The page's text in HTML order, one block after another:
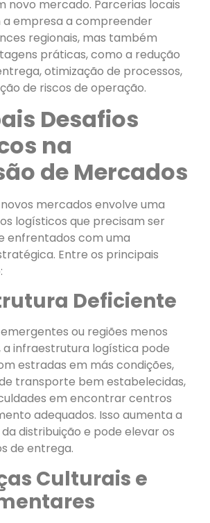
novo mercado. Parcerias locais
a empresa a compreender
regionais, mas também
práticas, como a redução
otimização de processos,
de riscos de operação.
Desafios
na
de Mercados
mercados envolve uma
logísticos que precisam ser
enfrentados com uma
Entre os principais
Deficiente
ou regiões menos
a infraestrutura logística pode
estradas em más condições,
transporte bem estabelecidas,
em encontrar centros
adequados. Isso aumenta a
distribuição e pode elevar os
de entrega.
Culturais e